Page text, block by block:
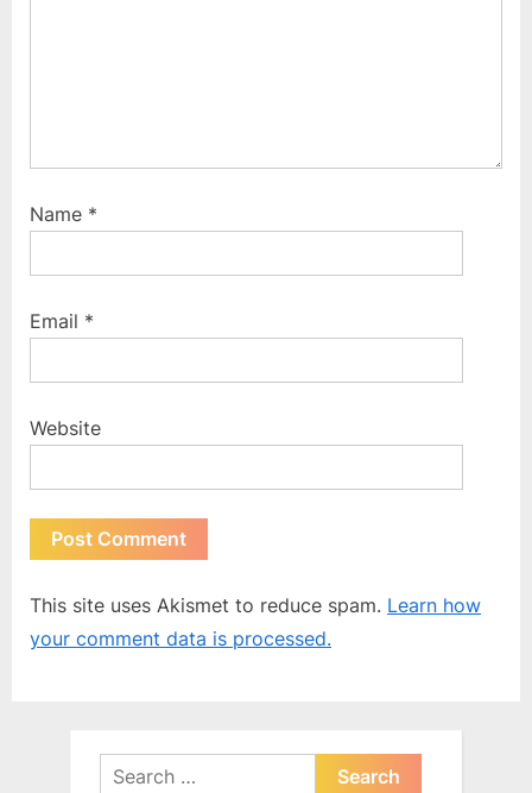
Name *
Email *
Website
This site uses Akismet to reduce spam. Learn how
your comment data is processed.
Search